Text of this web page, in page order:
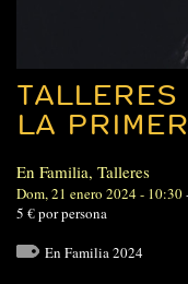
LA
En Familia, Talleres
Dom, 21 enero 2024 - 10:30
5 € por persona
En Familia 2024